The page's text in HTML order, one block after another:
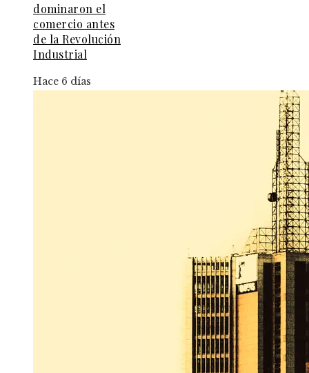
dominaron el
comercio antes
de la Revolución
Industrial
Hace 6 días